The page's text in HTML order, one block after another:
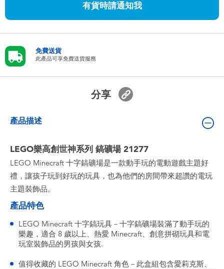
盲盒
有貨時請通知我
免費送貨
此產品可享免費送貨服務
分享
產品描述
LEGO樂高創世神系列 鎬礦場 21277
LEGO Minecraft 十字鎬礦場是一款動手玩的電動遊戲主題好
禮，讓孩子玩到好玩的玩具，也為他們的房間帶來超讚的電玩
主題裝飾品。
產品特色
LEGO Minecraft 十字鎬玩具－十字鎬礦場裝滿了動手玩的
樂趣，適合 8 歲以上、熱愛 Minecraft、創意拼砌玩具和電
玩室裝飾品的男孩與女孩.
值得收藏的 LEGO Minecraft 角色－此盒組包含愛莉克斯、